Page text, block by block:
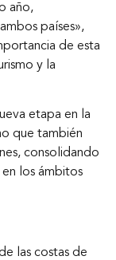
año,
países»,
de esta
y la
etapa en la
que también
consolidando
los ámbitos
las costas de